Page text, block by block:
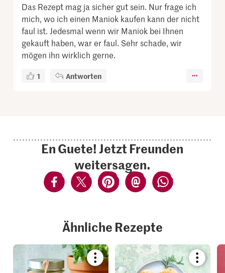
Das Rezept mag ja sicher gut sein. Nur frage ich
mich, wo ich einen Maniok kaufen kann der nicht
faul ist. Jedesmal wenn wir Maniok bei Ihnen
gekauft haben, war er faul. Sehr schade, wir
mögen ihn wirklich gerne.
1 Antworten
En Guete! Jetzt Freunden
weitersagen.
Ähnliche Rezepte
Bookmark
recipe
recipe